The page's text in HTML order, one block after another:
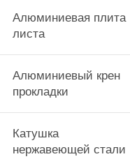
Алюминиевая плита
листа
Алюминиевый крен
прокладки
Катушка
нержавеющей стали